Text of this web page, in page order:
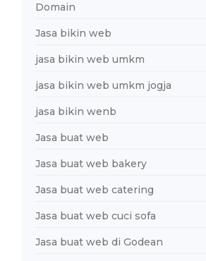
Domain
Jasa bikin web
jasa bikin web umkm
jasa bikin web umkm jogja
jasa bikin wenb
Jasa buat web
Jasa buat web bakery
Jasa buat web catering
Jasa buat web cuci sofa
Jasa buat web di Godean